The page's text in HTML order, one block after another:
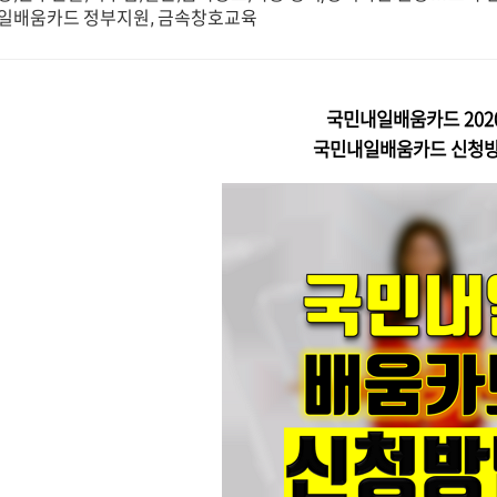
배움카드 정부지원, 금속창호교육
국민내일배움카드
국민내일배움카드 신청